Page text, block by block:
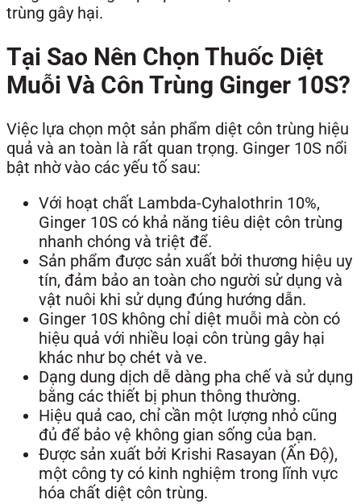
trùng gây hại.
Tại Sao Nên Chọn Thuốc Diệt
Muỗi Và Côn Trùng Ginger 10S?
Việc lựa chọn một sản phẩm diệt côn trùng hiệu
quả và an toàn là rất quan trọng. Ginger 10S nổi
bật nhờ vào các yếu tố sau:
Với hoạt chất Lambda-Cyhalothrin 10%,
Ginger 10S có khả năng tiêu diệt côn trùng
nhanh chóng và triệt để.
Sản phẩm được sản xuất bởi thương hiệu uy
tín, đảm bảo an toàn cho người sử dụng và
vật nuôi khi sử dụng đúng hướng dẫn.
Ginger 10S không chỉ diệt muỗi mà còn có
hiệu quả với nhiều loại côn trùng gây hại
khác như bọ chét và ve.
Dạng dung dịch dễ dàng pha chế và sử dụng
bằng các thiết bị phun thông thường.
Hiệu quả cao, chỉ cần một lượng nhỏ cũng
đủ để bảo vệ không gian sống của bạn.
Được sản xuất bởi Krishi Rasayan (Ấn Độ),
một công ty có kinh nghiệm trong lĩnh vực
hóa chất diệt côn trùng.